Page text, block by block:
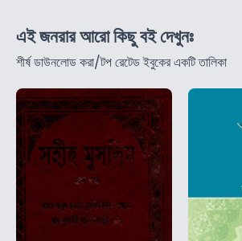
এই জনরার আরো কিছু বই দেখুনঃ
শীর্ষ ডাউনলোড করা/টপ রেটেড ইবুকের একটি তালিকা